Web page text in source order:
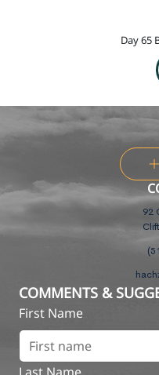
Day 65
92
COMMENTS &
First Name